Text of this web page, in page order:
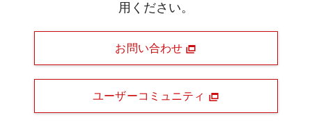
用ください。
お問い合わせ
ユーザーコミュニティ